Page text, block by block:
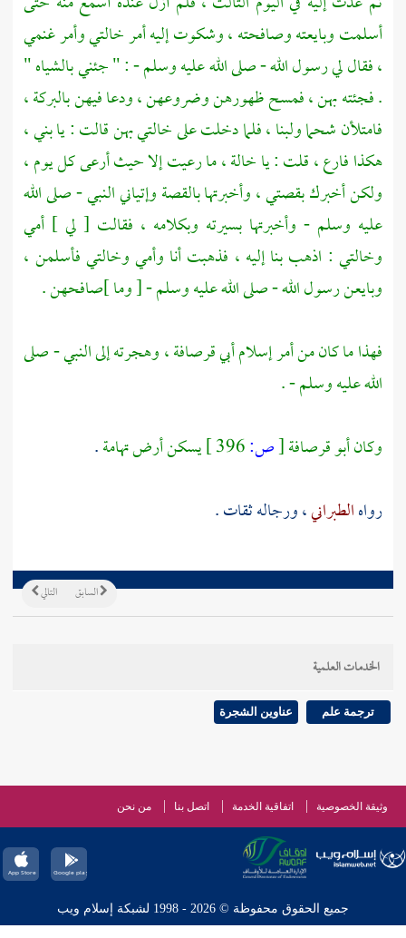
أسلمت وبايعته وصافحته ، وشكوت إليه أمر خالتي وأمر غنمي
، فقال لي رسول الله - صلى الله عليه وسلم - : " جئني بالشياه "
. فجئته بهن ، فمسح ظهورهن وضروعهن ، ودعا فيهن بالبركة ،
فامتلأن شحما ولبنا ، فلما دخلت على خالتي بهن قالت : يا بني ،
هكذا فارع ، قلت : يا خالة ، ما رعيت إلا حيث أرعى كل يوم ،
ولكن أخبرك بقصتي ، وأخبرتها بالقصة وإتياني النبي - صلى الله
عليه وسلم - وأخبرتها بسيرته وبكلامه ، فقالت [ لي ] أمي
وخالتي : اذهب بنا إليه ، فذهبت أنا وأمي وخالتي فأسلمن ،
وبايعن رسول الله - صلى الله عليه وسلم - [ وما ]صافحهن .
فهذا ما كان من أمر إسلامأبي قرصافة، وهجرته إلى النبي - صلى
الله عليه وسلم - .
وكانأبو قرصافة[ص: يسكن أرضتهامة.
رواهالطبراني، ورجاله ثقات .
التالي السابق
الخدمات العلمية
ترجمة علم عناوين الشجرة
وثيقة الخصوصية اتفاقية الخدمة اتصل بنا من نحن
جميع الحقوق محفوظة © 2026 - 1998 لشبكة إسلام ويب